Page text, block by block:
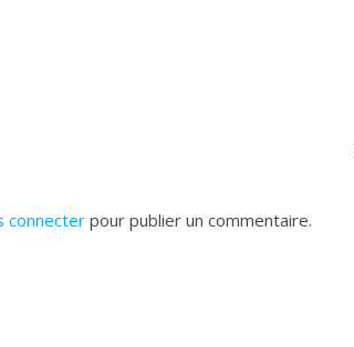
connecter pour publier un commentaire.